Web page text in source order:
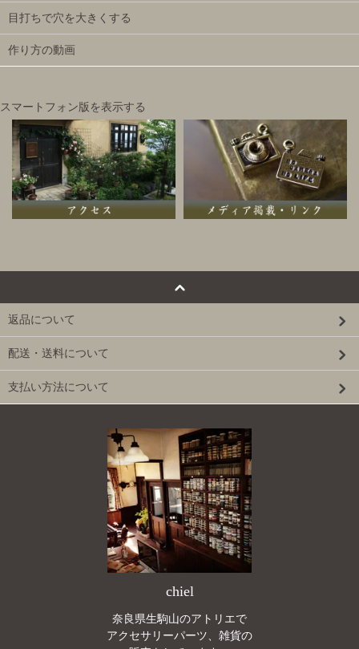
目打ちで穴を大きくする
作り方の動画
スマートフォン版を表示する
返品について
配送・送料について
支払い方法について
chiel
奈良県生駒山のアトリエで
アクセサリーパーツ、雑貨の